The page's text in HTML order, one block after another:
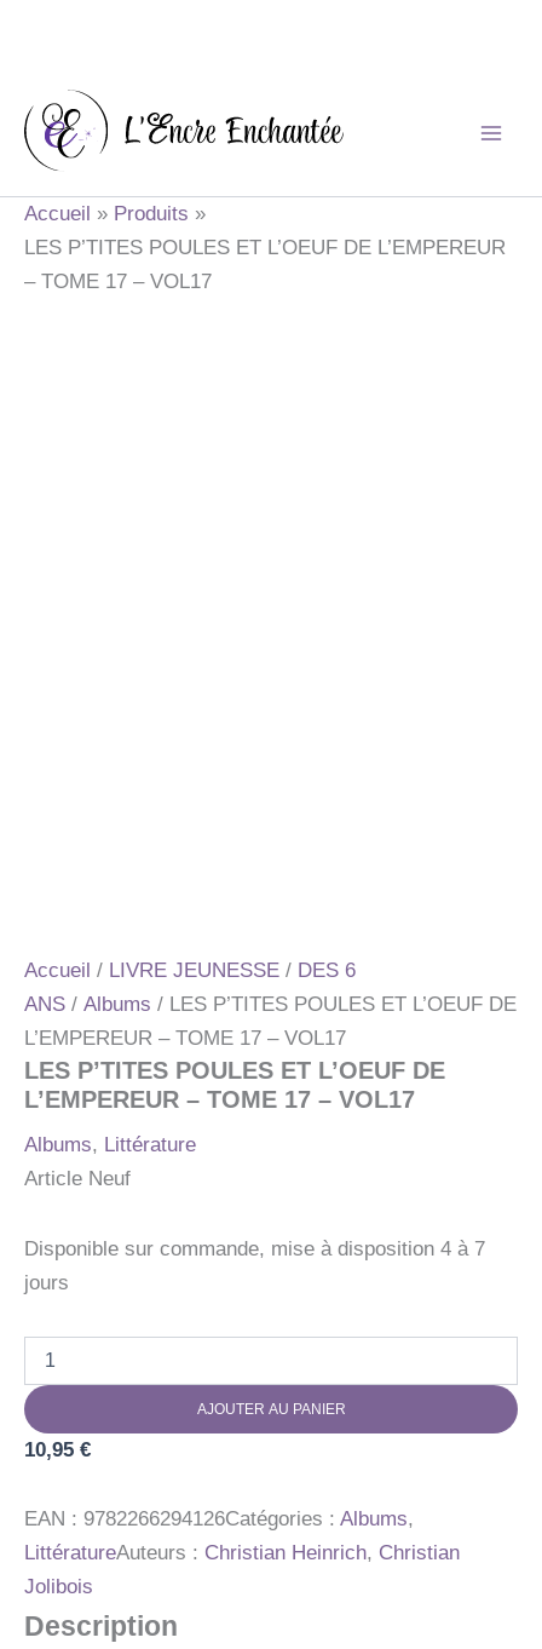
contenu
Accueil
Produits
LES P’TITES POULES ET L’OEUF DE L’EMPEREUR
– TOME 17 – VOL17
Accueil / LIVRE JEUNESSE / DES 6
ANS / Albums / LES P’TITES POULES ET L’OEUF DE
L’EMPEREUR – TOME 17 – VOL17
LES P’TITES POULES ET L’OEUF DE
L’EMPEREUR – TOME 17 – VOL17
Albums, Littérature
Article Neuf
Disponible sur commande, mise à disposition 4 à 7
jours
LES
P'TITES
POULES
DE
L'EMPEREUR
-
TOME
17
-
AJOUTER AU PANIER
10,95 €
EAN : 9782266294126Catégories : Albums,
LittératureAuteurs : Christian Heinrich, Christian
Jolibois
Description